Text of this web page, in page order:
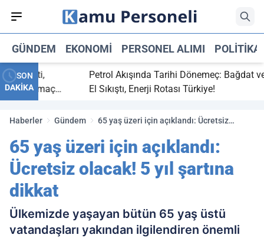
GÜNDEM EKONOMI PERSONEL ALIMI POLITIKA
SON
DAKİKA
bitti,
maç
Petrol Akışında Tarihi Dönemeç: Bağdat ve
El Sıkıştı, Enerji Rotası Türkiye!
Haberler Gündem
65 yaş üzeri için açıklandı: Ücretsiz
65 yaş üzeri için açıklandı:
Ücretsiz olacak! 5 yıl şartına
dikkat
Ülkemizde yaşayan bütün 65 yaş üstü
vatandaşları yakından ilgilendiren önemli